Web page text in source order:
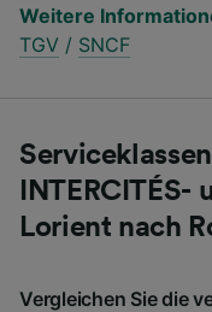
Weitere
TGV / SNCF
Lorient nach
Vergleichen Sie die